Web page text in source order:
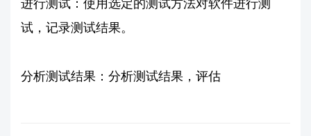
试，记录测试结果。
分析测试结果：分析测试结果，评估